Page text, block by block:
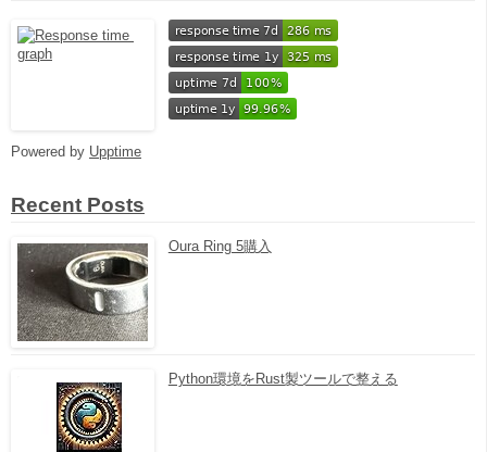
Powered by Upptime
Recent Posts
Oura Ring 5購入
Python環境をRust製ツールで整える